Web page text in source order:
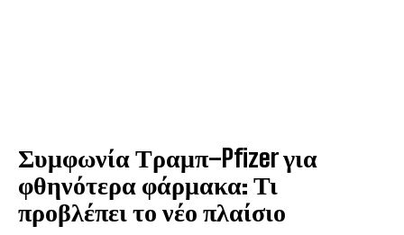
Συμφωνία Τραμπ–Pfizer για
φθηνότερα φάρμακα: Τι
προβλέπει το νέο πλαίσιο